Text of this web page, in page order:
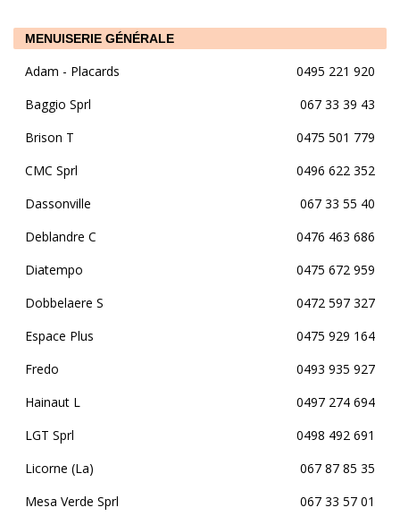
MENUISERIE GÉNÉRALE
Adam - Placards
0495 221 920
Baggio Sprl
067 33 39 43
Brison T
0475 501 779
CMC Sprl
0496 622 352
Dassonville
067 33 55 40
Deblandre C
0476 463 686
Diatempo
0475 672 959
Dobbelaere S
0472 597 327
Espace Plus
0475 929 164
Fredo
0493 935 927
Hainaut L
0497 274 694
LGT Sprl
0498 492 691
Licorne (La)
067 87 85 35
Mesa Verde Sprl
067 33 57 01